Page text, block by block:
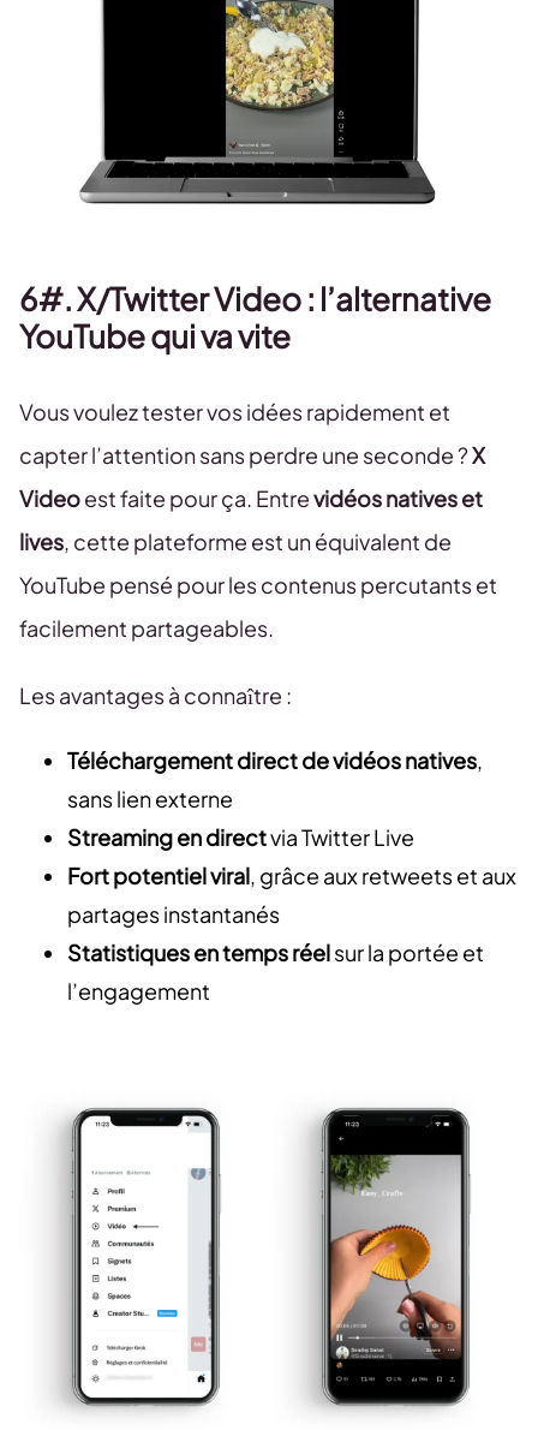
6#. X/Twitter Video : l’alternative
YouTube qui va vite
Vous voulez tester vos idées rapidement et
capter l’attention sans perdre une seconde ?X
Videoest faite pour ça. Entrevidéos natives et
lives, cette plateforme est un équivalent de
YouTube pensé pour les contenus percutants et
facilement partageables.
Les avantages à connaître :
Téléchargement direct de vidéos natives,
sans lien externe
Streaming en directvia Twitter Live
Fort potentiel viral, grâce aux retweets et aux
partages instantanés
Statistiques en temps réelsur la portée et
l’engagement